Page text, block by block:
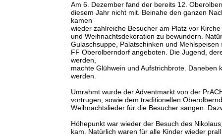
Am 6. Dezember fand der bereits 12.
diesem Jahr nicht mit. Beinahe den ganzen
kamen
wieder zahlreiche Besucher am Platz vor
und Weihnachtsdekoration zu bewundern.
Gulaschsuppe, Palatschinken und
FF Oberolberndorf angeboten. Die Jugend,
werden,
machte Glühwein und Aufstrichbrote.
werden.
Umrahmt wurde der Adventmarkt von der
vortrugen, sowie dem traditionellen
Weihnachtslieder für die Besucher sangen.
Höhepunkt war wieder der Besuch des
kam. Natürlich waren für alle Kinder wieder